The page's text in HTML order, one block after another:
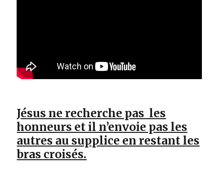
Jésus ne recherche pas les
honneurs et il n’envoie pas les
autres au supplice en restant les
bras croisés.